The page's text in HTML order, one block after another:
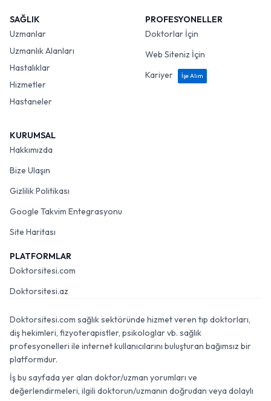
SAĞLIK
Uzmanlar
Uzmanlık Alanları
Hastalıklar
Hizmetler
Hastaneler
PROFESYONELLER
Doktorlar İçin
Web Siteniz İçin
Kariyer
İşe Alım
KURUMSAL
Hakkımızda
Bize Ulaşın
Gizlilik Politikası
Google Takvim Entegrasyonu
Site Haritası
PLATFORMLAR
Doktorsitesi.com
Doktorsitesi.az
Doktorsitesi.com sağlık sektöründe hizmet veren tıp doktorları,
diş hekimleri, fizyoterapistler, psikologlar vb. sağlık
profesyonelleri ile internet kullanıcılarını buluşturan bağımsız bir
platformdur.
İş bu sayfada yer alan doktor/uzman yorumları ve
değerlendirmeleri, ilgili doktorun/uzmanın doğrudan veya dolaylı